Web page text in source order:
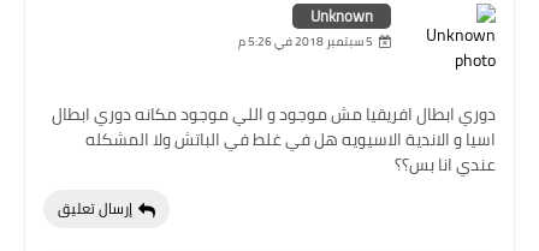
Unknown
5 سبتمبر 2018 في 5:26 م
دوري ابطال افريقيا مش موجود و اللي موجود مكانه دوري ابطال
اسيا و الاندية الاسيويه هل في غلط في الباتش ولا المشكله
عندي انا بس؟؟
إرسال تعليق